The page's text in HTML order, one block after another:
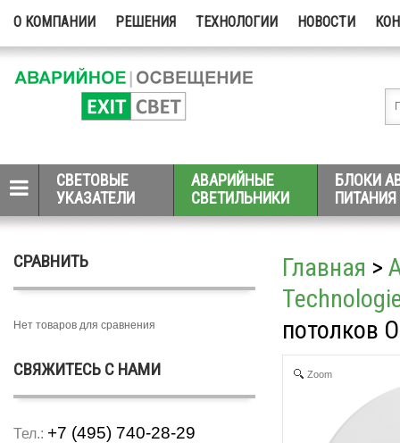
О КОМПАНИИ РЕШЕНИЯ ТЕХНОЛОГИИ НОВОСТИ
СВЕТОВЫЕ
УКАЗАТЕЛИ
АВАРИЙНЫЕ
СВЕТИЛЬНИКИ
БЛОКИ
ПИТАНИЯ
СРАВНИТЬ
Нет товаров для сравнения
СВЯЖИТЕСЬ С НАМИ
Тел.: +7 (495) 740-28-29
Главная >
потолков
Zoom